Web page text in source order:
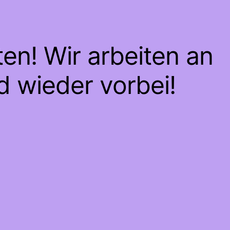
Wir arbeiten an
wieder vorbei!